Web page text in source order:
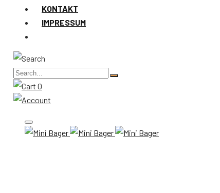
KONTAKT
IMPRESSUM
0